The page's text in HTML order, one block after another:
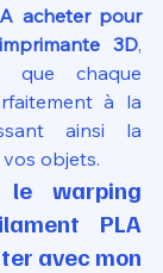
acheter pour
3D,
que chaque
à la
ainsi la
objets.
le warping
PLA
avec mon